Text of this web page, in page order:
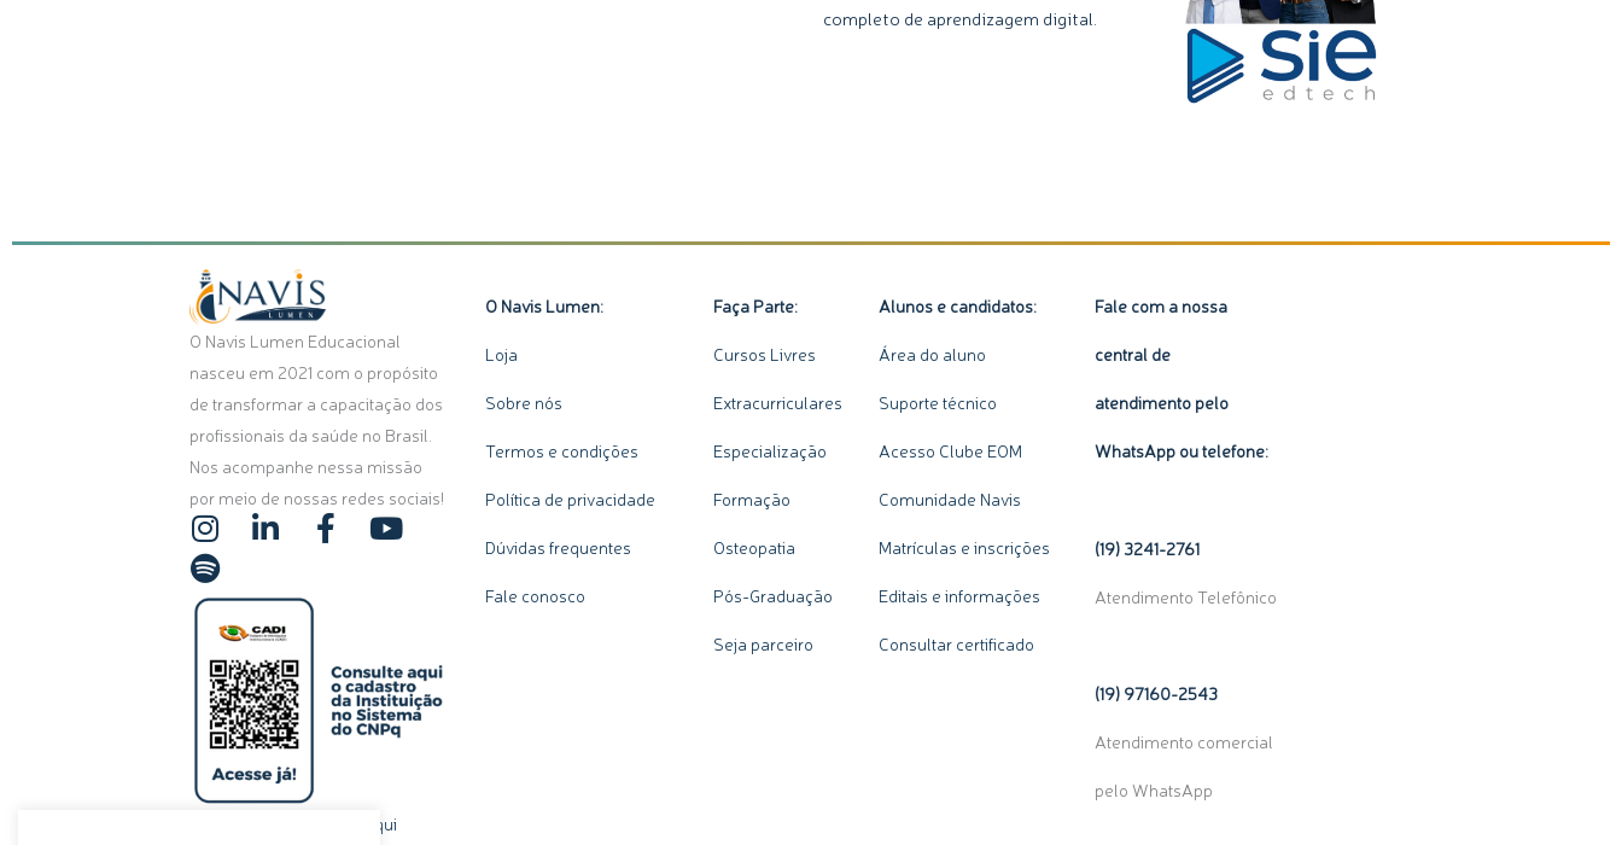
completo de aprendizagem digital.
O Navis Lumen Educacional
nasceu em 2021 com o propósito
de transformar a capacitação dos
profissionais da saúde no Brasil.
Nos acompanhe nessa missão
por meio de nossas redes sociais!
I
n
s
g
r
a
m
L
n
k
e
d
i
n
-
i
F
a
o
o
k
Y
b
e
S
p
o
f
y
clique aqui
O Navis Lumen:
Loja
Sobre nós
Termos e condições
Política de privacidade
Dúvidas frequentes
Fale conosco
Faça Parte:
Cursos Livres
Extracurriculares
Especialização
Formação
Osteopatia
Pós-Graduação
Seja parceiro
Alunos e candidatos:
Área do aluno
Suporte técnico
Acesso Clube EOM
Comunidade Navis
Matrículas e inscrições
Editais e informações
Consultar certificado
Fale com a nossa
central de
atendimento pelo
WhatsApp ou telefone:
(19) 3241-2761
Atendimento Telefônico
(19) 97160-2543
Atendimento comercial
pelo WhatsApp